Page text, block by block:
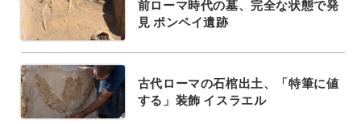
前ローマ時代の墓、完全な状態で発
見 ポンペイ遺跡
古代ローマの石棺出土、「特筆に値
する」装飾 イスラエル